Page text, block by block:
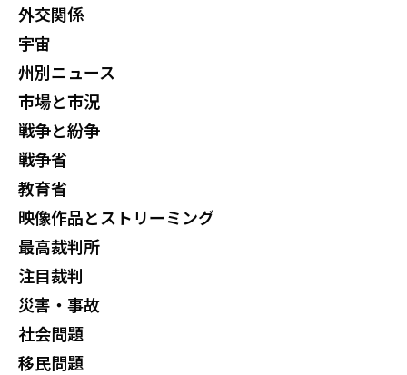
外交関係
宇宙
州別ニュース
市場と市況
戦争と紛争
戦争省
教育省
映像作品とストリーミング
最高裁判所
注目裁判
災害・事故
社会問題
移民問題